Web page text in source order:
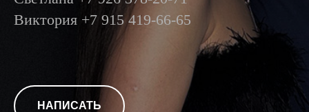
Виктория +7 915 419-66-65
НАПИСАТЬ